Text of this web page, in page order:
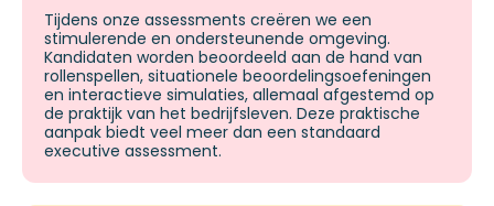
Tijdens onze assessments creëren we een
stimulerende en ondersteunende omgeving.
Kandidaten worden beoordeeld aan de hand van
rollenspellen, situationele beoordelingsoefeningen
en interactieve simulaties, allemaal afgestemd op
de praktijk van het bedrijfsleven. Deze praktische
aanpak biedt veel meer dan een standaard
executive assessment.